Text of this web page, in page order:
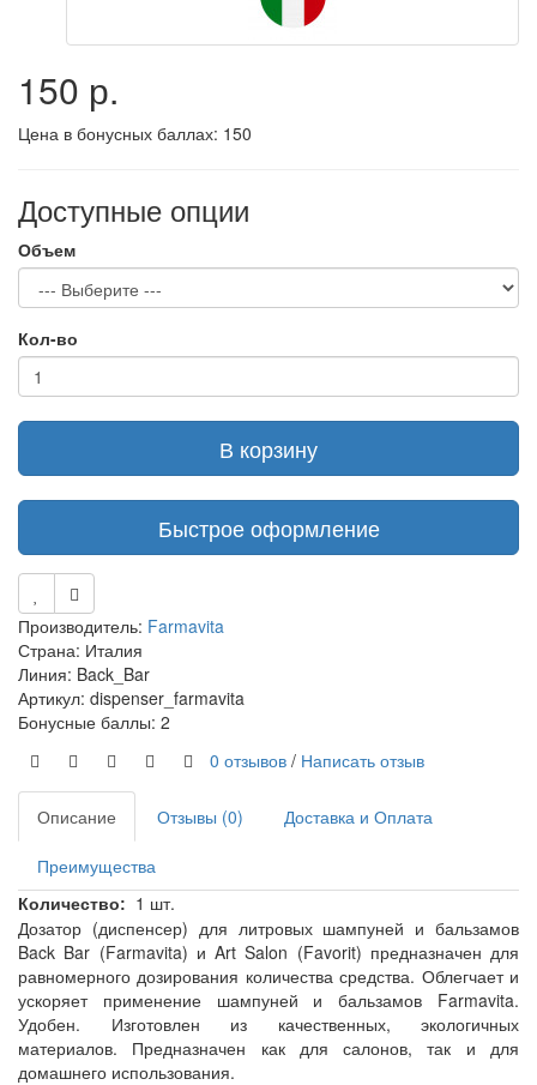
150 р.
Цена в бонусных баллах: 150
Доступные опции
Объем
Кол-во
В корзину
Быстрое оформление
Производитель: Farmavita
Страна: Италия
Линия: Back_Bar
Артикул: dispenser_farmavita
Бонусные баллы: 2
0 отзывов / Написать отзыв
Описание Отзывы (0) Доставка и Оплата
Преимущества
Количество:
1 шт.
Дозатор (диспенсер) для литровых шампуней и бальзамов
Back Bar (Farmavita) и Art Salon (Favorit) предназначен для
равномерного дозирования количества средства. Облегчает и
ускоряет применение шампуней и бальзамов Farmavita.
Удобен. Изготовлен из качественных, экологичных
материалов. Предназначен как для салонов, так и для
домашнего использования.